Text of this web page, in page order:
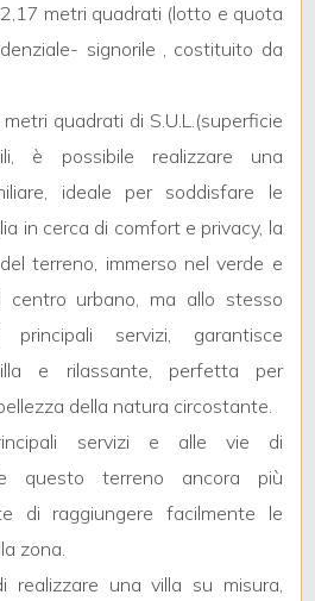
metri quadrati (lotto e quota
signorile , costituito da
quadrati di S.U.L.(superficie
è possibile realizzare una
ideale per soddisfare le
in cerca di comfort e privacy, la
terreno, immerso nel verde e
urbano, ma allo stesso
servizi, garantisce
e rilassante, perfetta per
della natura circostante.
servizi e alle vie di
questo terreno ancora più
di raggiungere facilmente le
zona.
realizzare una villa su misura,